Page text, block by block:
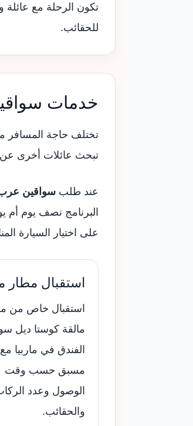
تكون الرحلة مع عائلة
للحقائب.
خدمات
تختلف حاجة المسافر
تبحث عائلات أخرى عن
عند طلب سواقين عرب
البرنامج نصف يوم أم
على اختيار السيارة
استقبال مطار
استقبال خاص من
مالقة كوستا ديل
الفندق في ماربيا
مسبق حسب وقت
الوصول وعدد
والحقائب.